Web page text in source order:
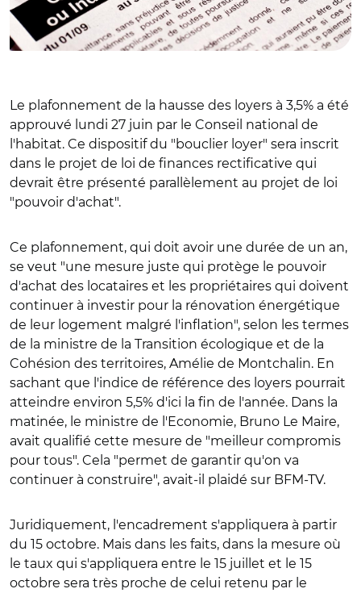
Le plafonnement de la hausse des loyers à 3,5% a été
approuvé lundi 27 juin par le Conseil national de
l'habitat. Ce dispositif du "bouclier loyer" sera inscrit
dans le projet de loi de finances rectificative qui
devrait être présenté parallèlement au projet de loi
"pouvoir d'achat".
Ce plafonnement, qui doit avoir une durée de un an,
se veut "une mesure juste qui protège le pouvoir
d'achat des locataires et les propriétaires qui doivent
continuer à investir pour la rénovation énergétique
de leur logement malgré l'inflation", selon les termes
de la ministre de la Transition écologique et de la
Cohésion des territoires, Amélie de Montchalin. En
sachant que l'indice de référence des loyers pourrait
atteindre environ 5,5% d'ici la fin de l'année. Dans la
matinée, le ministre de l'Economie, Bruno Le Maire,
avait qualifié cette mesure de "meilleur compromis
pour tous". Cela "permet de garantir qu'on va
continuer à construire", avait-il plaidé sur BFM-TV.
Juridiquement, l'encadrement s'appliquera à partir
du 15 octobre. Mais dans les faits, dans la mesure où
le taux qui s'appliquera entre le 15 juillet et le 15
octobre sera très proche de celui retenu par le